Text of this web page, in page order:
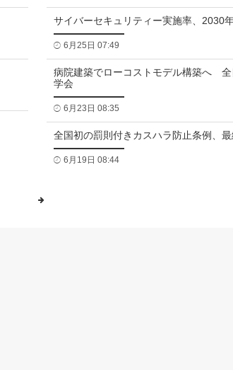
サイバーセキュリティー実施率、2030
6月25日 07:49
病院建築でローコストモデル構築へ 全
学会
6月23日 08:35
全国初の罰則付きカスハラ防止条例、
6月19日 08:44